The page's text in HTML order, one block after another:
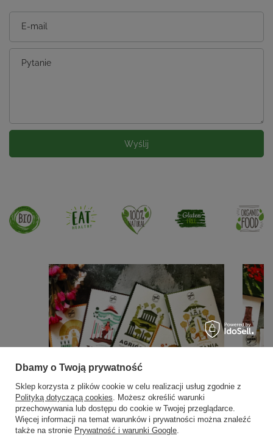
E-mail
Pytanie
Wyślij
Dbamy o Twoją prywatność
Sklep korzysta z plików cookie w celu realizacji usług zgodnie z
Polityką dotyczącą cookies. Możesz określić warunki
przechowywania lub dostępu do cookie w Twojej przeglądarce.
Więcej informacji na temat warunków i prywatności można znaleźć
także na stronie Prywatność i warunki Google.